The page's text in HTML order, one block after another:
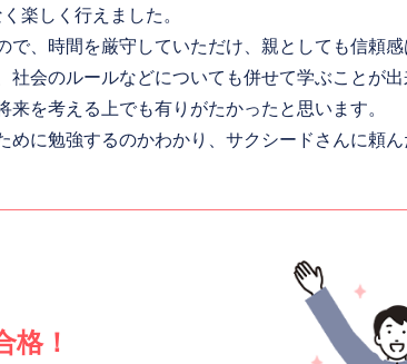
楽しく行えました。
で、時間を厳守していただけ、親としても信頼
社会のルールなどについても併せて学ぶことが
を考える上でも有りがたかったと思います。
めに勉強するのかわかり、サクシードさんに頼
格！